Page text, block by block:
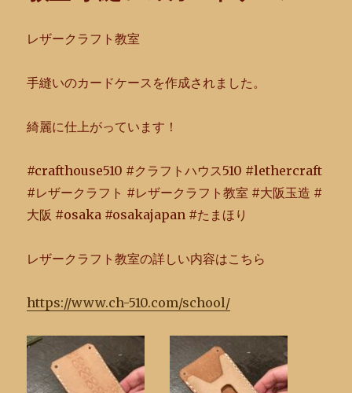
レザークラフト教室
手縫いのカードケースを作成されました。
綺麗に仕上がっています！
#crafthouse510 #クラフトハウス510 #lethercraft
#レザークラフト #レザークラフト教室 #大阪玉造 #
大阪 #osaka #osakajapan #たまほり
レザークラフト教室の詳しい内容はこちら
https://www.ch-510.com/school/